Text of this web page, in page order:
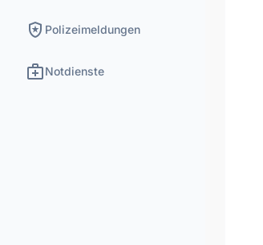
local_police Polizeimeldungen
medical_servicesNotdienste